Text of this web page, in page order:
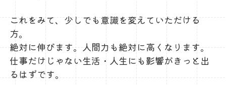
これをみて、少しでも意識を変えていただける
方。
絶対に伸びます。人間力も絶対に高くなります。
仕事だけじゃない生活・人生にも影響がきっと出
るはずです。